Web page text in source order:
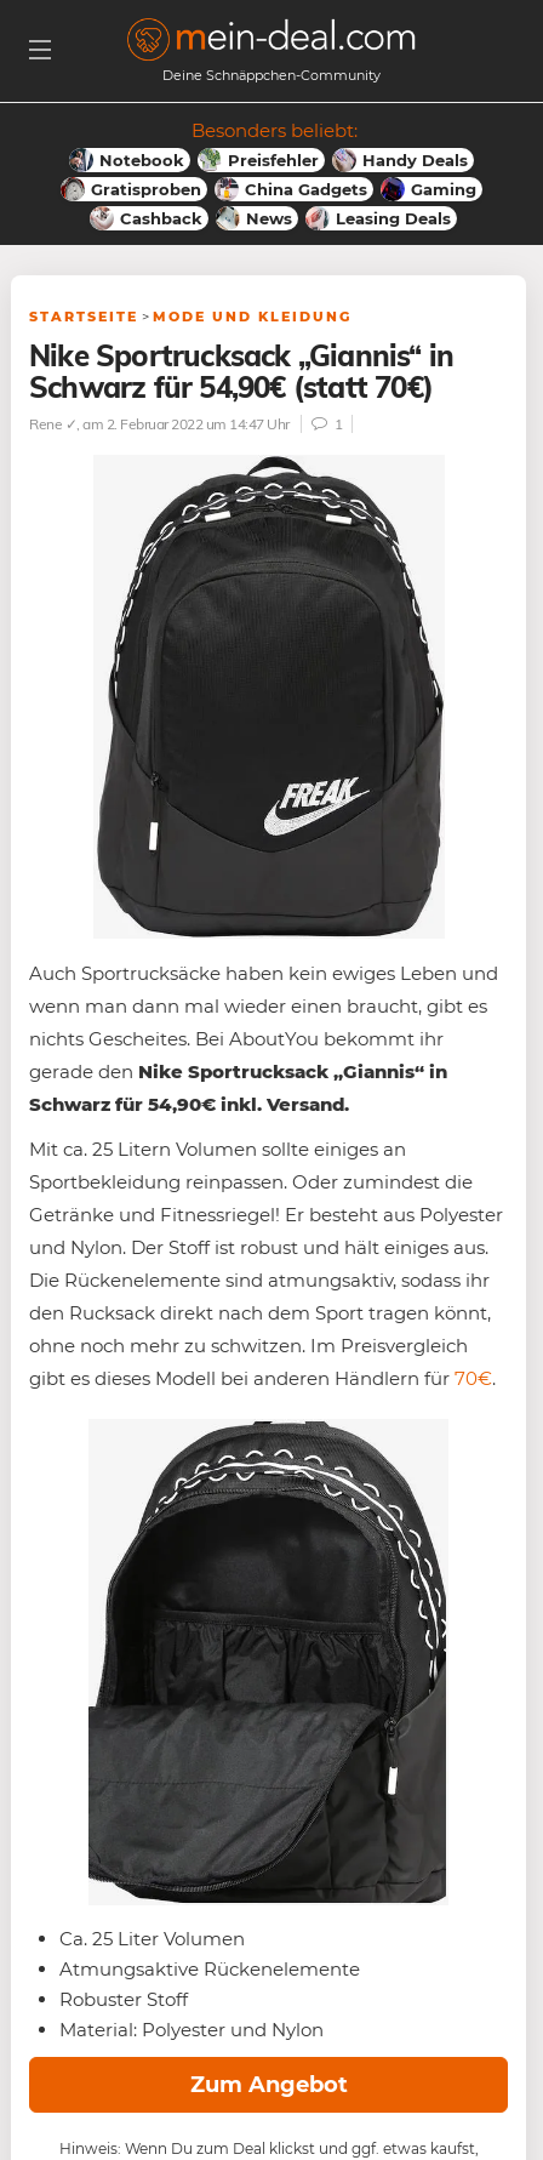
Deine Schnäppchen-Community
Besonders beliebt:
Notebook Preisfehler
Handy Deals
Gratisproben
China Gadgets
Gaming
Cashback
News Leasing Deals
STARTSEITE > MODE UND KLEIDUNG
Nike Sportrucksack „Giannis“ in
Schwarz für 54,90€ (statt 70€)
Rene ✓, am 2. Februar 2022 um 14:47 Uhr 1
Auch Sportrucksäcke haben kein ewiges Leben und
wenn man dann mal wieder einen braucht, gibt es
nichts Gescheites. Bei AboutYou bekommt ihr
gerade den Nike Sportrucksack „Giannis“ in
Schwarz für 54,90€ inkl. Versand.
Mit ca. 25 Litern Volumen sollte einiges an
Sportbekleidung reinpassen. Oder zumindest die
Getränke und Fitnessriegel! Er besteht aus Polyester
und Nylon. Der Stoff ist robust und hält einiges aus.
Die Rückenelemente sind atmungsaktiv, sodass ihr
den Rucksack direkt nach dem Sport tragen könnt,
ohne noch mehr zu schwitzen. Im Preisvergleich
gibt es dieses Modell bei anderen Händlern für 70€.
Ca. 25 Liter Volumen
Atmungsaktive Rückenelemente
Robuster Stoff
Material: Polyester und Nylon
Zum Angebot
Hinweis: Wenn Du zum Deal klickst und ggf. etwas kaufst,